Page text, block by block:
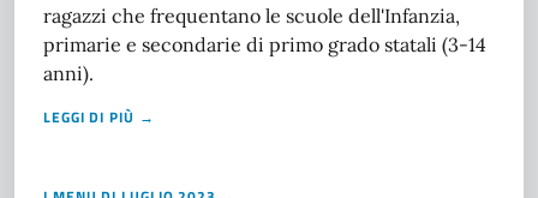
ragazzi che frequentano le scuole dell'Infanzia,
primarie e secondarie di primo grado statali (3-14
anni).
LEGGI DI PIÙ →